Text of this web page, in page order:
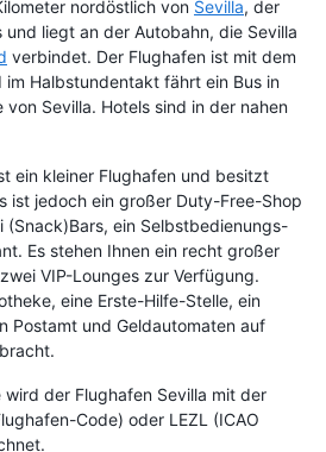
nordöstlich von Sevilla, der
liegt an der Autobahn, die Sevilla
verbindet. Der Flughafen ist mit dem
Halbstundentakt fährt ein Bus in
Sevilla. Hotels sind in der nahen
ein kleiner Flughafen und besitzt
ist jedoch ein großer Duty-Free-Shop
(Snack)Bars, ein Selbstbedienungs-
Es stehen Ihnen ein recht großer
VIP-Lounges zur Verfügung.
eine Erste-Hilfe-Stelle, ein
Postamt und Geldautomaten auf
der Flughafen Sevilla mit der
Code) oder LEZL (ICAO